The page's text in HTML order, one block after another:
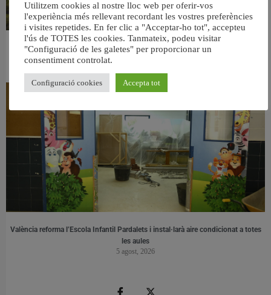
València retira prop de 15.000 litres de residus de la Devesa durant el mes de
València reforma l’Escola Infantil Pardalets i instal·larà aire condicionat a totes
les aules
5 agost, 2026
Utilitzem cookies al nostre lloc web per oferir-vos
l'experiència més rellevant recordant les vostres preferències
i visites repetides. En fer clic a "Acceptar-ho tot", accepteu
l'ús de TOTES les cookies. Tanmateix, podeu visitar
"Configuració de les galetes" per proporcionar un
consentiment controlat.
Configuració cookies Accepta tot